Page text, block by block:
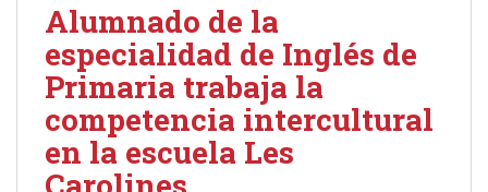
Alumnado de la
especialidad de Inglés de
Primaria trabaja la
competencia intercultural
en la escuela Les